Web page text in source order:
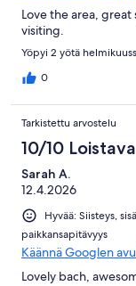
Love the area,
visiting.
Yöpyi 2 yötä
0
Tarkistettu arvostelu
10/10 Loistava
Sarah A.
12.4.2026
Hyvää: Siisteys,
paikkansapitävyys
Käännä Googlen
Lovely bach,